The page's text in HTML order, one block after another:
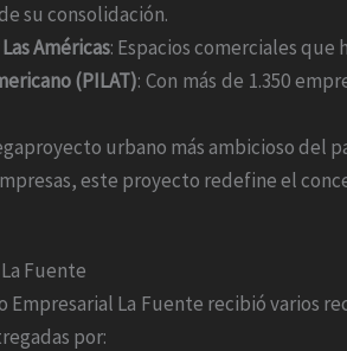
su consolidación.
Américas: Espacios comerciales que
(PILAT): Con más de 1.350
urbano más ambicioso del
este proyecto redefine el
Fuente
Empresarial La Fuente recibió varios
por: